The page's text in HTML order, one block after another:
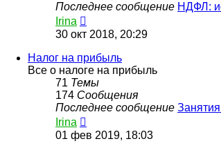
Последнее сообщение НДФЛ:
Irina
к
сообщению
30 окт 2018, 20:29
Налог на прибыль
Все о налоге на прибыль
71 Темы
174 Сообщения
Последнее сообщение
Irina
к
01 фев 2019, 18:03